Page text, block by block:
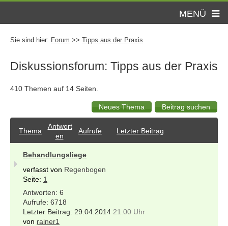
MENÜ
Sie sind hier: Forum >> Tipps aus der Praxis
Diskussionsforum: Tipps aus der Praxis
410 Themen auf 14 Seiten.
Thema
Antwort
en
Aufrufe Letzter Beitrag
Behandlungsliege
verfasst von Regenbogen
Seite: 1
6
6718
29.04.2014 21:00 Uhr
von rainer1